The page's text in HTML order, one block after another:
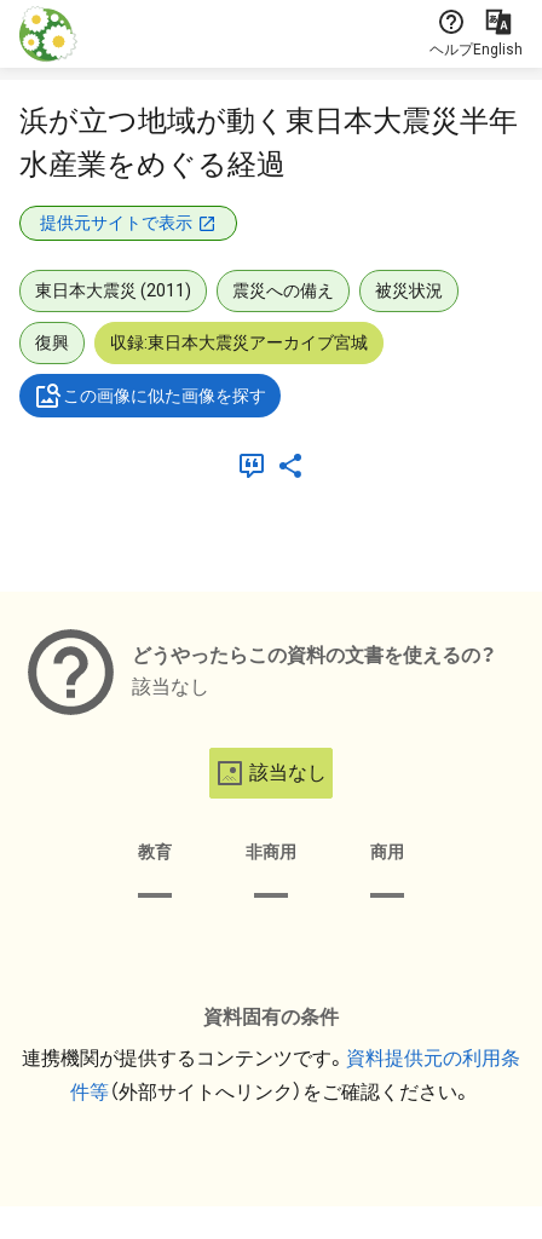
本文に飛ぶ
ヘルプEnglish
浜が立つ地域が動く東日本大震災半年
水産業をめぐる経過
提供元サイトで表示
東日本大震災 (2011) 震災への備え 被災状況
復興 収録:東日本大震災アーカイブ宮城
この画像に似た画像を探す
どうやったらこの資料の文書を使えるの？
該当なし
該当なし
教育 非商用 商用
資料固有の条件
連携機関が提供するコンテンツです。 資料提供元の利用条
件等（外部サイトへリンク）をご確認ください。